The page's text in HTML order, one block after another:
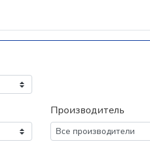
Производитель